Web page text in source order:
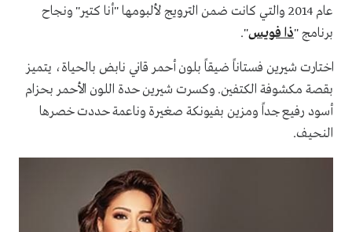
عام 2014 والتي كانت ضمن الترويج لألبومها "أنا كتير" ونجاح
برنامج "ذا فويس".
اختارت شيرين فستاناً ضيقاً بلون أحمر قاني نابض بالحياة، يتميز
بقصة مكشوفة الكتفين. وكسرت شيرين حدة اللون الأحمر بحزام
أسود رفيع جداً ومزين بفيونكة صغيرة وناعمة حددت خصرها
النحيف.